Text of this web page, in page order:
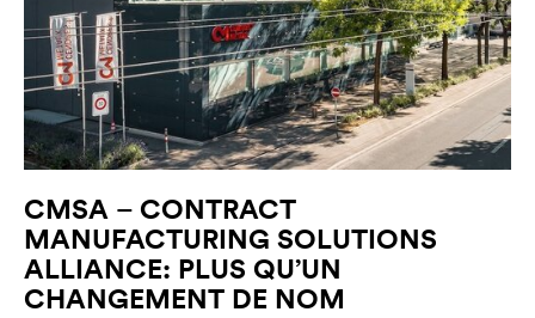
CMSA – CONTRACT
MANUFACTURING SOLUTIONS
ALLIANCE: PLUS QU’UN
CHANGEMENT DE NOM